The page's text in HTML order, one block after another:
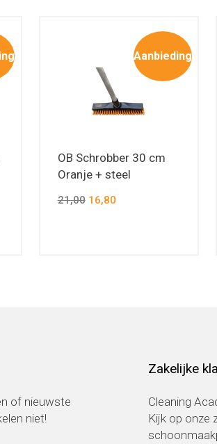
Aanbieding
OB Schrobber 30 cm
Oranje + steel
21,0016,80
of nieuwste
niet!
Zakelijke
Cleaning
Kijk op onze